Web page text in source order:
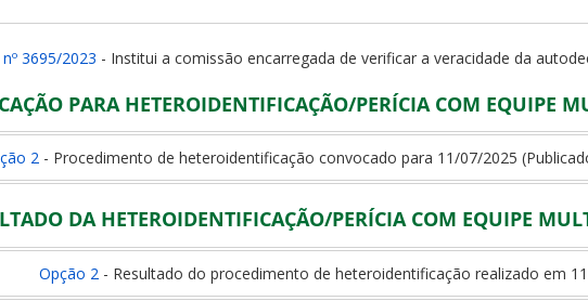
3695/2023 - Institui a comissão encarregada de verificar a veracidade da
PARA HETEROIDENTIFICAÇÃO/PERÍCIA COM EQUIPE
2- Procedimento de heteroidentificação convocado para 11/07/2025
DA HETEROIDENTIFICAÇÃO/PERÍCIA COM EQUIPE
Opção 2 - Resultado do procedimento de heteroidentificação realizado em